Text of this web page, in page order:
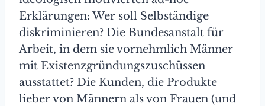
Erklärungen: Wer soll Selbständige
diskriminieren? Die Bundesanstalt für
Arbeit, in dem sie vornehmlich Männer
mit Existenzgründungszuschüssen
ausstattet? Die Kunden, die Produkte
lieber von Männern als von Frauen (und